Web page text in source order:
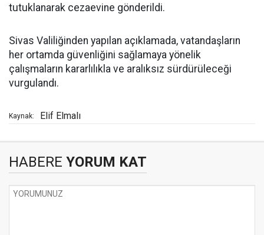
tutuklanarak cezaevine gönderildi.
Sivas Valiliğinden yapılan açıklamada, vatandaşların
her ortamda güvenliğini sağlamaya yönelik
çalışmaların kararlılıkla ve aralıksız sürdürüleceği
vurgulandı.
Kaynak: Elif Elmalı
HABERE YORUM KAT